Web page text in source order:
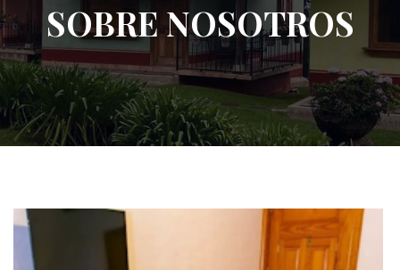
SOBRE NOSOTROS